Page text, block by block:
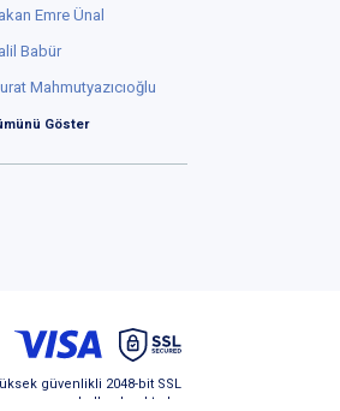
Emre Ünal
Babür
Mahmutyazıcıoğlu
Göster
güvenlikli 2048-bit SSL
kullanılmaktadır.